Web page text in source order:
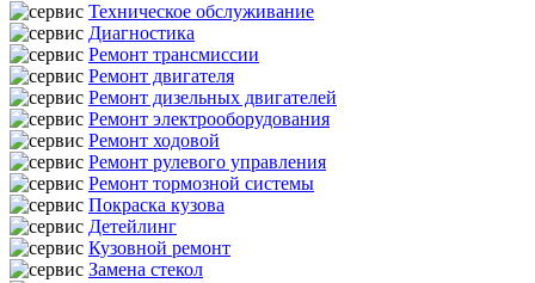
Техническое обслуживание
Диагностика
Ремонт трансмиссии
Ремонт двигателя
Ремонт дизельных двигателей
Ремонт электрооборудования
Ремонт ходовой
Ремонт рулевого управления
Ремонт тормозной системы
Покраска кузова
Детейлинг
Кузовной ремонт
Замена стекол